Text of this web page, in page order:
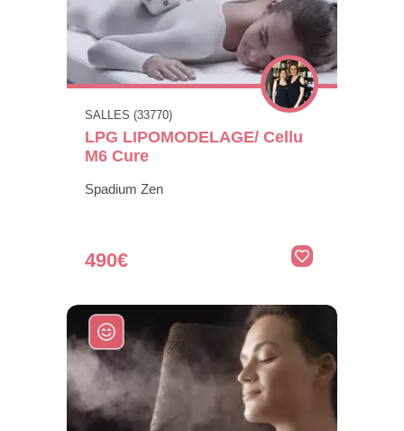
SALLES (33770)
LPG LIPOMODELAGE/ Cellu
M6 Cure
Spadium Zen
490€